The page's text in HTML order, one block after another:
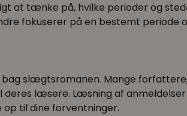
at tænke på, hvilke perioder og
fokuserer på en bestemt periode
slægtsromanen. Mange
læsere. Læsning af
til dine forventninger.